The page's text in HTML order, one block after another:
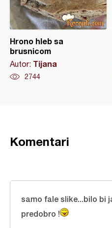
Hrono hleb sa
brusnicom
Autor: Tijana
2744
Komentari
samo fale slike...bilo bi
predobro !